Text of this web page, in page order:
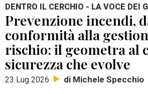
DENTRO IL CERCHIO - LA VOCE DEI
Prevenzione incendi,
conformità alla
rischio: il geometra al
sicurezza che evolve
23 Lug 2026 di Michele Specchio